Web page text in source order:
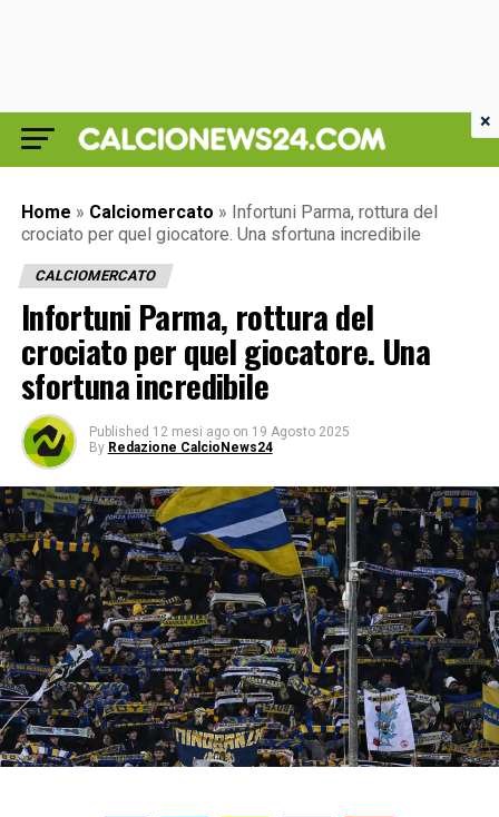
Home » Calciomercato » Infortuni Parma, rottura del
crociato per quel giocatore. Una sfortuna incredibile
CALCIOMERCATO
Infortuni Parma, rottura del
crociato per quel giocatore. Una
sfortuna incredibile
Published 12 mesi ago on 19 Agosto 2025
By Redazione CalcioNews24
×